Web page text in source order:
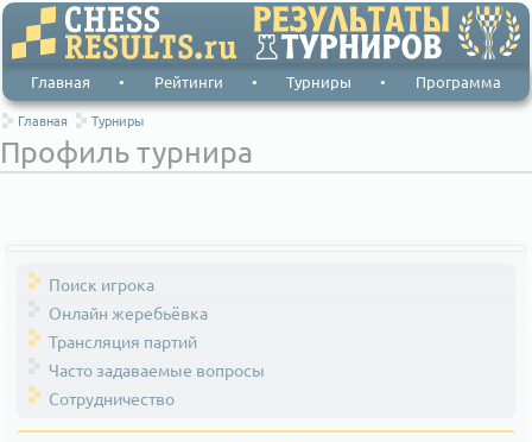
Главная • Рейтинги • Турниры • Программа
Главная Турниры
Профиль турнира
Поиск игрока
Онлайн жеребьёвка
Трансляция партий
Часто задаваемые вопросы
Сотрудничество